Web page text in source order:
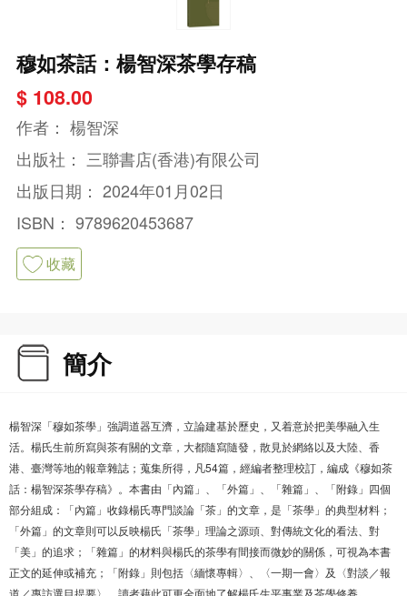
穆如茶話：楊智深茶學存稿
$ 108.00
作者： 楊智深
出版社： 三聯書店(香港)有限公司
出版日期： 2024年01月02日
ISBN： 9789620453687
收藏
簡介
楊智深「穆如茶學」強調道器互濟，立論建基於歷史，又着意於把美學融入生
活。楊氏生前所寫與茶有關的文章，大都隨寫隨發，散見於網絡以及大陸、香
港、臺灣等地的報章雜誌；蒐集所得，凡54篇，經編者整理校訂，編成《穆如茶
話：楊智深茶學存稿》。本書由「內篇」、「外篇」、「雜篇」、「附錄」四個
部分組成：「內篇」收錄楊氏專門談論「茶」的文章，是「茶學」的典型材料；
「外篇」的文章則可以反映楊氏「茶學」理論之源頭、對傳統文化的看法、對
「美」的追求；「雜篇」的材料與楊氏的茶學有間接而微妙的關係，可視為本書
正文的延伸或補充；「附錄」則包括〈緬懷專輯〉、〈一期一會〉及〈對談／報
道／專訪選目提要〉，讀者藉此可更全面地了解楊氏生平事業及茶學修養。